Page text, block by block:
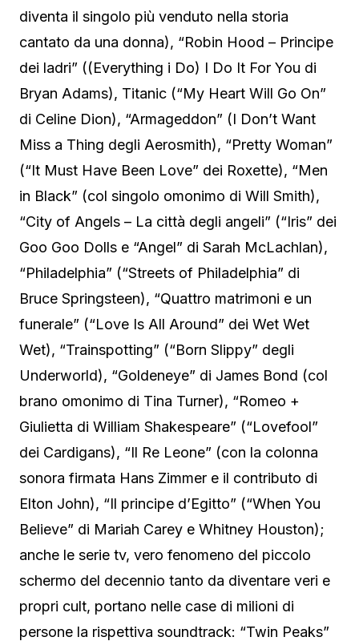
diventa il singolo più venduto nella storia
cantato da una donna), “Robin Hood – Principe
dei ladri” ((Everything i Do) I Do It For You di
Bryan Adams), Titanic (“My Heart Will Go On”
di Celine Dion), “Armageddon” (I Don’t Want
Miss a Thing degli Aerosmith), “Pretty Woman”
(“It Must Have Been Love” dei Roxette), “Men
in Black” (col singolo omonimo di Will Smith),
“City of Angels – La città degli angeli” (“Iris” dei
Goo Goo Dolls e “Angel” di Sarah McLachlan),
“Philadelphia” (“Streets of Philadelphia” di
Bruce Springsteen), “Quattro matrimoni e un
funerale” (“Love Is All Around” dei Wet Wet
Wet), “Trainspotting” (“Born Slippy” degli
Underworld), “Goldeneye” di James Bond (col
brano omonimo di Tina Turner), “Romeo +
Giulietta di William Shakespeare” (“Lovefool”
dei Cardigans), “Il Re Leone” (con la colonna
sonora firmata Hans Zimmer e il contributo di
Elton John), “Il principe d’Egitto” (“When You
Believe” di Mariah Carey e Whitney Houston);
anche le serie tv, vero fenomeno del piccolo
schermo del decennio tanto da diventare veri e
propri cult, portano nelle case di milioni di
persone la rispettiva soundtrack: “Twin Peaks”